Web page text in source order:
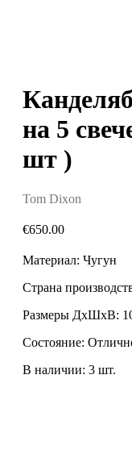
на 5
шт )
Tom Dixon
€650.00
Материал: Чугун
Страна
Размеры ДxШxВ:
Состояние:
В наличии: 3 шт.